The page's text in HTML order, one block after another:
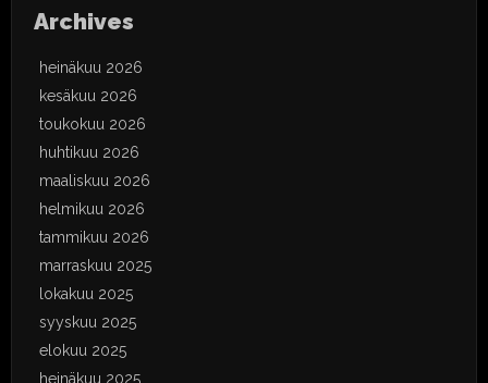
Archives
heinäkuu 2026
kesäkuu 2026
toukokuu 2026
huhtikuu 2026
maaliskuu 2026
helmikuu 2026
tammikuu 2026
marraskuu 2025
lokakuu 2025
syyskuu 2025
elokuu 2025
heinäkuu 2025